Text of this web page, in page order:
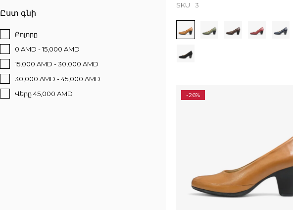
Ըստ գնի
Բոլորը
0 AMD - 15,000 AMD
15,000 AMD - 30,000 AMD
30,000 AMD - 45,000 AMD
Վերը 45,000 AMD
SKU 3
-26%